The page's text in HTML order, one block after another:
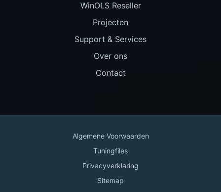
WinOLS Reseller
Projecten
Support & Services
Over ons
Contact
Algemene Voorwaarden
Tuningfiles
Privacyverklaring
Sitemap